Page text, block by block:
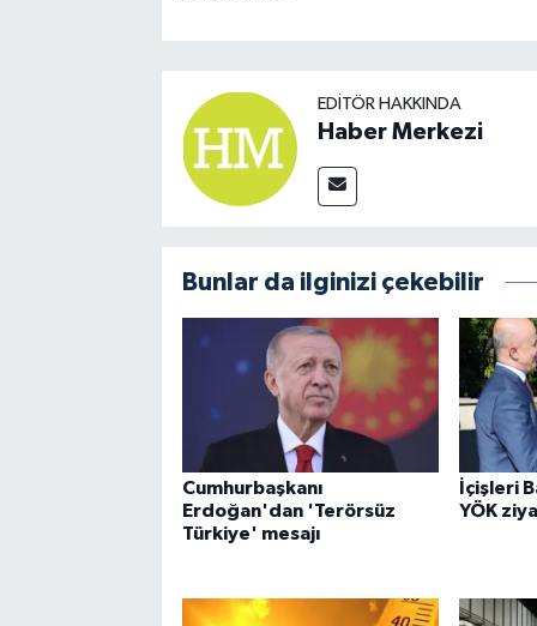
EDITÖR HAKKINDA
Haber Merkezi
Bunlar da ilginizi çekebilir
Cumhurbaşkanı
Erdoğan'dan 'Terörsüz
Türkiye' mesajı
İçişleri
YÖK